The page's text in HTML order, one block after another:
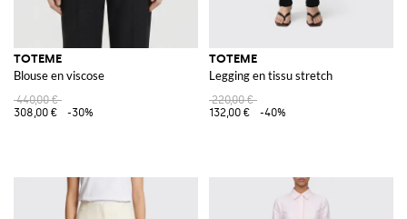
TOTEME
Blouse en viscose
440,00 €
308,00 €
-30%
TOTEME
Legging en tissu stretch
220,00 €
132,00 €
-40%